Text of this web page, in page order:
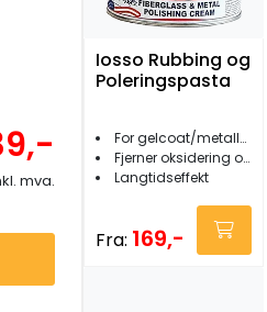
mva.
Iosso Rubbing og
Poleringspasta
For gelcoat/metaller / pleksiglass
Fjerner oksidering og gjenoppretter glans
Langtidseffekt
Fra: 169,-